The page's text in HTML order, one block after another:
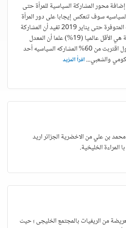
محور المشاركة السياسية للمرأة حتى
سوف تنعكس إيجابا على دور المرأة
اقتصاديا واجتماعيا . الاحصائيات المتوفرة حتى يناير 2019 تفيد أن المشاركة
السياسية للمرأة في المنطقة العربية هي الأقل عالميا (19%) علما أن المعدل
العالمي يزيد عن 24% وبعض الدول اقتربت من 60% المشاركه السياسيه أحد
والشعبي...اقرأ المزيد
محمد بن علي من الاخضرية الجزائر اريد
المراءة الخليخية.
من الريفيات بالمجتمع الخليجى ؛ حيث